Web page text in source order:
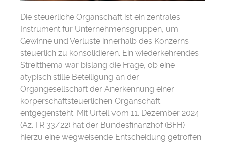
Die steuerliche Organschaft ist ein zentrales
Instrument für Unternehmensgruppen, um
Gewinne und Verluste innerhalb des Konzerns
steuerlich zu konsolidieren. Ein wiederkehrendes
Streitthema war bislang die Frage, ob eine
atypisch stille Beteiligung an der
Organgesellschaft der Anerkennung einer
körperschaftsteuerlichen Organschaft
entgegensteht. Mit Urteil vom 11. Dezember 2024
(Az. I R 33/22) hat der Bundesfinanzhof (BFH)
hierzu eine wegweisende Entscheidung getroffen.